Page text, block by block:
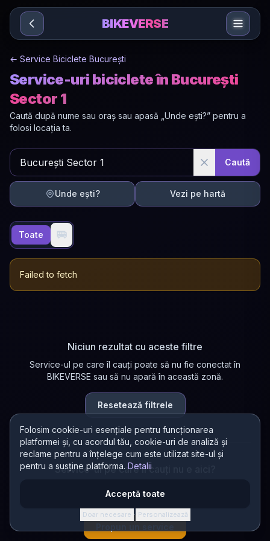
Sari la conținut
Folosim cookie-uri esențiale pentru funcționarea
platformei și, cu acordul tău, cookie-uri de analiză și
reclame pentru a înțelege cum este utilizat site-ul și
pentru a susține platforma. Detalii
Acceptă toate
Doar necesare · Personalizează
BIKEVERSE
← Service Biciclete București
Service-uri biciclete în București
Sector 1
Caută după nume sau oraș sau apasă „Unde ești?” pentru a
folosi locația ta.
Caută
Unde ești? Vezi pe hartă
Toate 🚐
Failed to fetch
Niciun rezultat cu aceste filtre
Service-ul pe care îl cauți poate să nu fie conectat în
BIKEVERSE sau să nu apară în această zonă.
Resetează filtrele
Service-ul pe care îl cauți nu e aici?
BIKEVERSE, primești 200 AURA.